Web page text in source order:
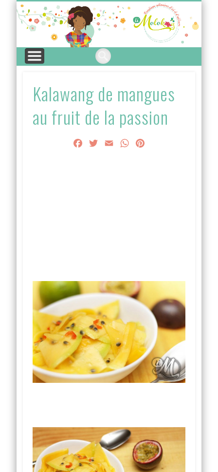
CUISINE
THÈME
INDEX
LEXIQUE
ARTICLES
A PROPOS
Kalawang de mangues
au fruit de la passion
FacebookTwitter
Email WhatsApp